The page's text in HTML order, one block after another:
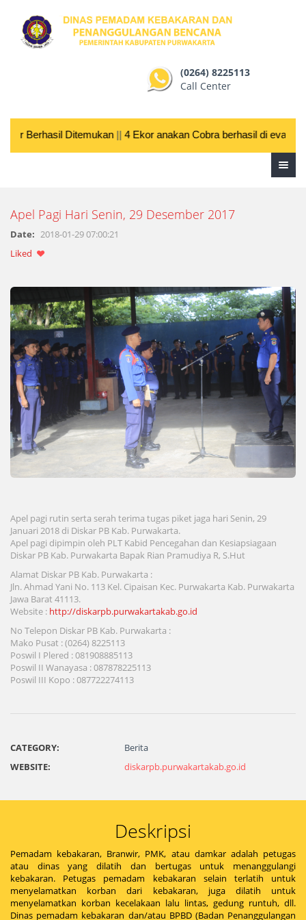
(0264) 8225113
Call Center
Berhasil Ditemukan ||4 Ekor anakan Cobra berhasil di evakuasi
Apel Pagi Hari Senin, 29 Desember 2017
Date: 2018-01-29 07:00:21
Liked
Apel pagi rutin serta serah terima tugas piket jaga hari Senin, 29
Januari 2018 di Diskar PB Kab. Purwakarta.
Apel pagi dipimpin oleh PLT Kabid Pencegahan dan Kesiapsiagaan
Diskar PB Kab. Purwakarta Bapak Rian Pramudiya R, S.Hut
Alamat Diskar PB Kab. Purwakarta :
Jln. Ahmad Yani No. 113 Kel. Cipaisan Kec. Purwakarta Kab. Purwakarta
Jawa Barat 41113.
Website : http://diskarpb.purwakartakab.go.id
No Telepon Diskar PB Kab. Purwakarta :
Mako Pusat : (0264) 8225113
Poswil I Plered : 081908885113
Poswil II Wanayasa : 087878225113
Poswil III Kopo : 087722274113
CATEGORY:
Berita
WEBSITE:
diskarpb.purwakartakab.go.id
Deskripsi
Pemadam kebakaran, Branwir, PMK, atau damkar adalah petugas
atau dinas yang dilatih dan bertugas untuk menanggulangi
kebakaran. Petugas pemadam kebakaran selain terlatih untuk
menyelamatkan korban dari kebakaran, juga dilatih untuk
menyelamatkan korban kecelakaan lalu lintas, gedung runtuh, dll.
Dinas pemadam kebakaran dan/atau BPBD (Badan Penanggulangan